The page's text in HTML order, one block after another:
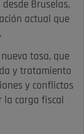
Bruselas,
actual que
tasa, que
y tratamiento
y conflictos
la carga fiscal